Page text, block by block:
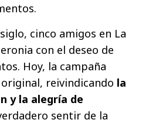
cinco amigos en La
con el deseo de
Hoy, la campaña
reivindicando la
y la alegría de
sentir de la